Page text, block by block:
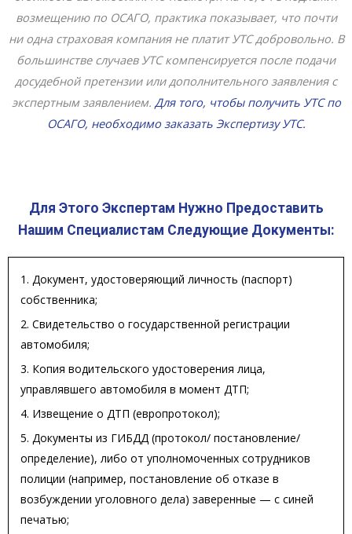
возмещению по ОСАГО, практика показывает, что почти
ни одна страховая компания не платит УТС добровольно. В
большинстве случаев УТС компенсируется после подачи
досудебной претензии или дополнительного заявления с
экспертным заявлением. Для того, чтобы получить УТС по
ОСАГО, необходимо заказать Экспертизу УТС.
Для Этого Экспертам Нужно Предоставить
Нашим Специалистам Следующие Документы:
1. Документ, удостоверяющий личность (паспорт)
собственника;
2. Свидетельство о государственной регистрации
автомобиля;
3. Копия водительского удостоверения лица,
управлявшего автомобиля в момент ДТП;
4. Извещение о ДТП (европротокол);
5. Документы из ГИБДД (протокол/ постановление/
определение), либо от уполномоченных сотрудников
полиции (например, постановление об отказе в
возбуждении уголовного дела) заверенные — с синей
печатью;